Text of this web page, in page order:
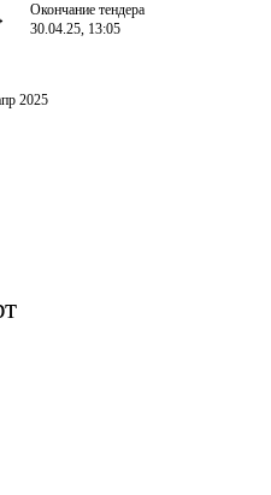
Окончание тендера
30.04.25, 13:05
2025